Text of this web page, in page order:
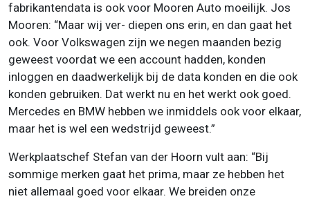
fabrikantendata is ook voor Mooren Auto moeilijk. Jos
Mooren: “Maar wij ver- diepen ons erin, en dan gaat het
ook. Voor Volkswagen zijn we negen maanden bezig
geweest voordat we een account hadden, konden
inloggen en daadwerkelijk bij de data konden en die ook
konden gebruiken. Dat werkt nu en het werkt ook goed.
Mercedes en BMW hebben we inmiddels ook voor elkaar,
maar het is wel een wedstrijd geweest.”
Werkplaatschef Stefan van der Hoorn vult aan: “Bij
sommige merken gaat het prima, maar ze hebben het
niet allemaal goed voor elkaar. We breiden onze